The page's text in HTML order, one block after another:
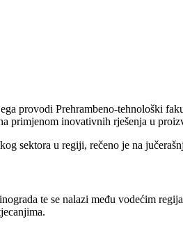
provodi Prehrambeno-tehnološki
primjenom inovativnih rješenja u
sektora u regiji, rečeno je na
te se nalazi među vodećim